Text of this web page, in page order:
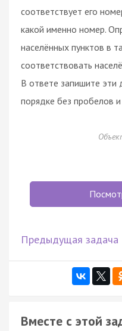
соответствует его
какой именно номер.
населённых пунктов в
соответствовать
В ответе запишите
порядке без пробелов
Предыдущая задача
Вместе с этой